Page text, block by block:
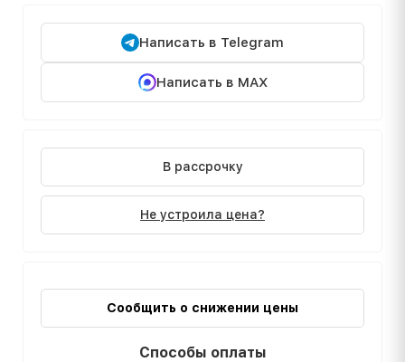
Написать в Telegram
Написать в MAX
В рассрочку
Не устроила цена?
Сообщить о снижении цены
Способы оплаты